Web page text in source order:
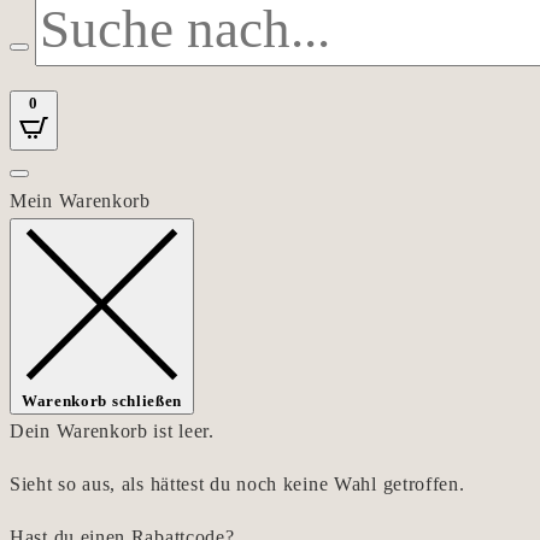
0
Mein Warenkorb
Warenkorb schließen
Dein Warenkorb ist leer.
Sieht so aus, als hättest du noch keine Wahl getroffen.